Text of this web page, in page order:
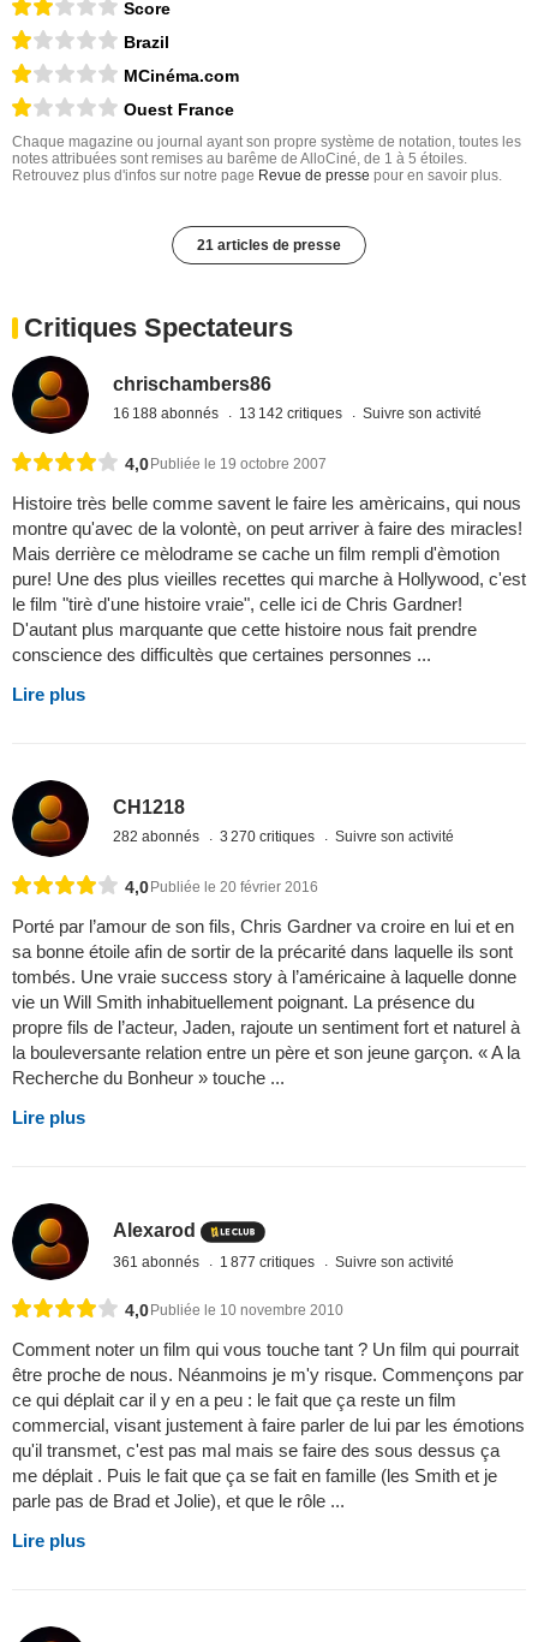
Score
Brazil
MCinéma.com
Ouest France
Chaque magazine ou journal ayant son propre système de notation, toutes les
notes attribuées sont remises au barême de AlloCiné, de 1 à 5 étoiles.
Retrouvez plus d'infos sur notre page Revue de presse pour en savoir plus.
21 articles de presse
Critiques Spectateurs
chrischambers86
16 188 abonnés 13 142 critiques Suivre son activité
4,0Publiée le 19 octobre 2007
Histoire très belle comme savent le faire les amèricains, qui nous
montre qu'avec de la volontè, on peut arriver à faire des miracles!
Mais derrière ce mèlodrame se cache un film rempli d'èmotion
pure! Une des plus vieilles recettes qui marche à Hollywood, c'est
le film "tirè d'une histoire vraie", celle ici de Chris Gardner!
D'autant plus marquante que cette histoire nous fait prendre
conscience des difficultès que certaines personnes ...
Lire plus
CH1218
282 abonnés 3 270 critiques Suivre son activité
4,0Publiée le 20 février 2016
Porté par l’amour de son fils, Chris Gardner va croire en lui et en
sa bonne étoile afin de sortir de la précarité dans laquelle ils sont
tombés. Une vraie success story à l’américaine à laquelle donne
vie un Will Smith inhabituellement poignant. La présence du
propre fils de l’acteur, Jaden, rajoute un sentiment fort et naturel à
la bouleversante relation entre un père et son jeune garçon. « A la
Recherche du Bonheur » touche ...
Lire plus
Alexarod
361 abonnés 1 877 critiques Suivre son activité
4,0 Publiée le 10 novembre 2010
Comment noter un film qui vous touche tant ? Un film qui pourrait
être proche de nous. Néanmoins je m'y risque. Commençons par
ce qui déplait car il y en a peu : le fait que ça reste un film
commercial, visant justement à faire parler de lui par les émotions
qu'il transmet, c'est pas mal mais se faire des sous dessus ça
me déplait . Puis le fait que ça se fait en famille (les Smith et je
parle pas de Brad et Jolie), et que le rôle ...
Lire plus